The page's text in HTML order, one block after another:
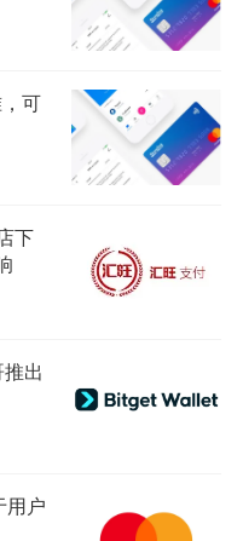
可
下
出
用户